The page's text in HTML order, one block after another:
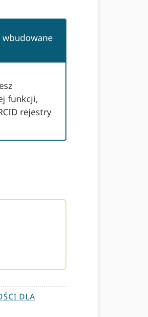
wbudowane
funkcji,
rejestry
DLA